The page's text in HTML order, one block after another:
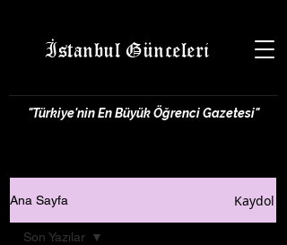
İstanbul Günceleri
"Türkiye'nin En Büyük Öğrenci Gazetesi"
Ana Sayfa Kaydol
Son Yazılar